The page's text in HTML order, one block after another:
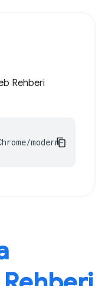
Rehberi
modern-